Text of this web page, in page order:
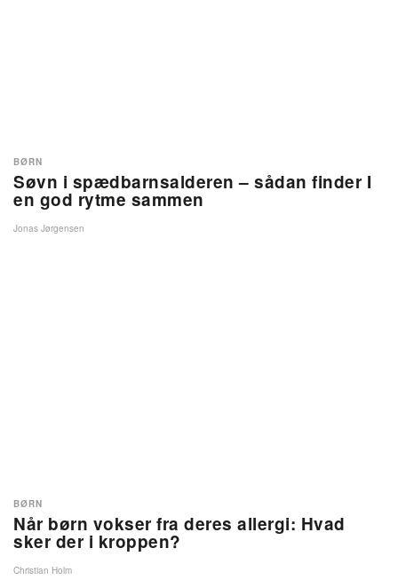
Søvn i spædbarnsalderen – sådan finder I
en god rytme sammen
BØRN
Jonas Jørgensen
Når børn vokser fra deres allergi: Hvad
sker der i kroppen?
BØRN
Christian Holm